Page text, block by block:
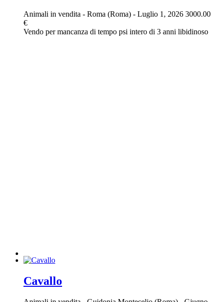
Animali in vendita - Roma (Roma) - Luglio 1, 2026 3000.00
€
Vendo per mancanza di tempo psi intero di 3 anni libidinoso
Cavallo